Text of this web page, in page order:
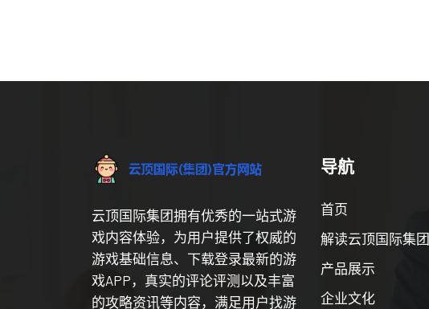
云顶国际集团拥有优秀的一站式游
戏内容体验，为用户提供了权威的
游戏基础信息、下载登录最新的游
戏APP，真实的评论评测以及丰富
的攻略资讯等内容，满足用户找游
导航
首页
解读云顶国际集团
产品展示
企业文化